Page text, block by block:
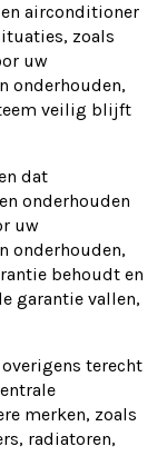
airconditioner
zoals
uw
onderhouden,
veilig blijft
dat
onderhouden
uw
onderhouden,
behoudt en
garantie vallen,
terecht
merken, zoals
radiatoren,